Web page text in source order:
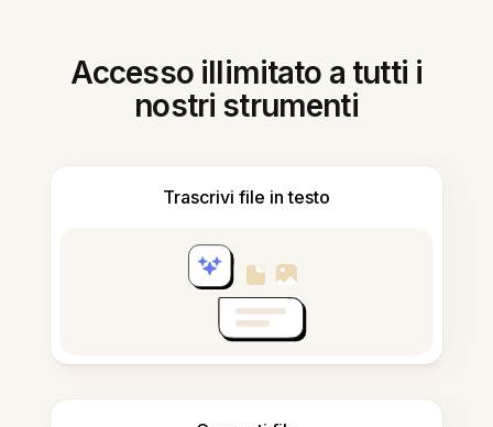
Accesso illimitato a tutti i
nostri strumenti
Trascrivi file in testo